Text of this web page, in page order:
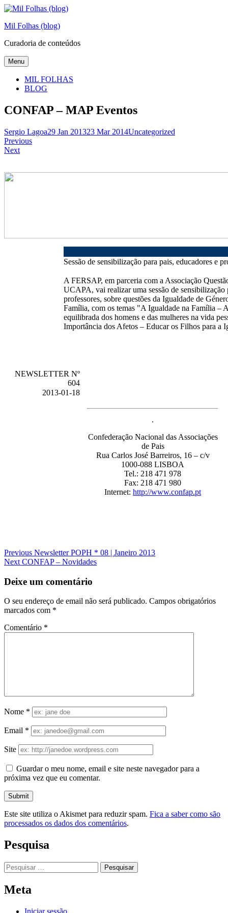
Skip
content
Mil Folhas (blog)
Curadoria de conteúdos
Menu
MIL FOLHAS
BLOG
CONFAP – MAP Eventos
Sergio Lagoa29 Jan 201323 Mar 2014Uncategorized
Navegação
de
artigos
Previous
Next
Sessão de sensibilização para pais, educadores e
A FERSAP, em parceria com a Associação
UCAPA, vai realizar uma sessão de sensibilização
professores, sobre questões da Igualdade de
Família, com os temas "A Igualdade na Família –
equilibrada dos homens e das mulheres na vida
Importância dos Afetos – Educar os Filhos para a
NEWSLETTER Nº
604
2013-01-18
.
Confederação Nacional das Associações
de Pais
Rua Carlos José Barreiros, 16 – c/v
1000-088 LISBOA
Tel.: 218 471 978
Fax: 218 471 980
Internet: http://www.confap.pt
Navegação
de
artigos
Previous Newsletter POPH * 08 | Janeiro 2013
Next CONFAP – Novidades
Deixe um comentário
O seu endereço de email não será publicado. Campos obrigatórios
marcados com *
Comentário *
Nome *
Email *
Site
Guardar o meu nome, email e site neste navegador para a
próxima vez que eu comentar.
Este site utiliza o Akismet para reduzir spam. Fica a saber como são
processados os dados dos comentários.
Pesquisa
Pesquisar
por:
Meta
Iniciar sessão